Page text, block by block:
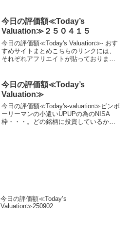
きるだけ投資に回すようにしています。
終...
今日の評価額≪Today’s
Valuation≫２５０４１５
今日の評価額≪Today's Valuation≫- おす
すめサイトまとめこちらのリンクには、
それぞれアフリエイトが貼っておりま
ビンボーリーマンの私が、お小遣いUP...
今日の評価額≪Today’s
Valuation≫
今日の評価額≪Today's-valuation≫ビンボ
ーリーマンの小遣いUPUPの為のNISA
枠・・・。どの銘柄に投資しているか？
今日の評価額≪Today’s
Valuation≫250902